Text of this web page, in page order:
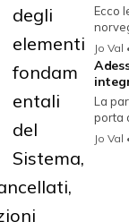
degli
elementi
fondam
entali
del
Sistema,
Ecco
134...
Jo Val
La
porta
Jo Val